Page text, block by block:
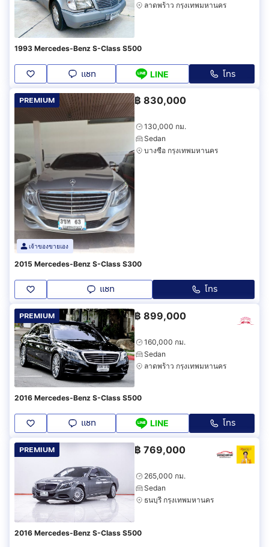
ลาดพร้าว กรุงเทพมหานคร
1993 Mercedes-Benz S-Class S500
แชท LINE โทร
PREMIUM
เจ้าของขายเอง
฿ 830,000
130,000 กม.
Sedan
บางซื่อ กรุงเทพมหานคร
2015 Mercedes-Benz S-Class S300
แชท โทร
PREMIUM ฿ 899,000
160,000 กม.
Sedan
ลาดพร้าว กรุงเทพมหานคร
2016 Mercedes-Benz S-Class S500
แชท LINE โทร
PREMIUM ฿ 769,000
265,000 กม.
Sedan
ธนบุรี กรุงเทพมหานคร
2016 Mercedes-Benz S-Class S500